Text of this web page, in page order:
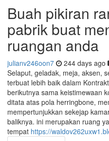
Buah pikiran
pabrik buat
ruangan anda
julianv246oon7 244 days ago
Selaput, geladak, meja, aksen,
terbuat lebih baik dalam
berikutnya sama keistimewaan
ditata atas pola herringbone,
mempertunjukkan sekejap
baliknya. ini merupakan ruang
tempat https://